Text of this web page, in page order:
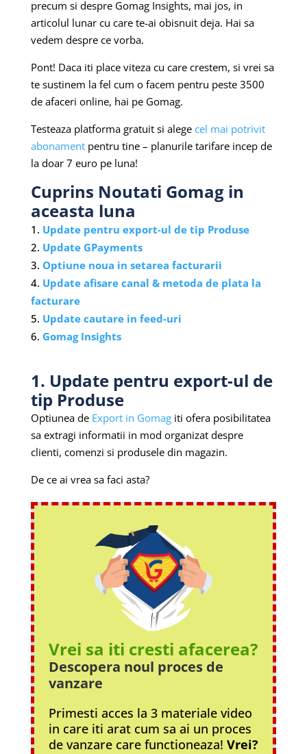
precum si despre Gomag Insights, mai jos, in
articolul lunar cu care te-ai obisnuit deja. Hai sa
vedem despre ce vorba.
Pont! Daca iti place viteza cu care crestem, si vrei sa
te sustinem la fel cum o facem pentru peste 3500
de afaceri online, hai pe Gomag.
Testeaza platforma gratuit si alege cel mai potrivit
abonamentpentru tine – planurile tarifare incep de
la doar 7 euro pe luna!
Cuprins Noutati Gomag in
aceasta luna
Update pentru export-ul de tip Produse
Update GPayments
Optiune noua in setarea facturarii
Update afisare canal & metoda de plata la
facturare
Update cautare in feed-uri
Gomag Insights
1. Update pentru export-ul de
tip Produse
Optiunea de Export in Gomagiti ofera posibilitatea
sa extragi informatii in mod organizat despre
clienti, comenzi si produsele din magazin.
De ce ai vrea sa faci asta?
Vrei sa iti cresti afacerea?
Descopera noul procesde
vanzare
Primesti acces la 3 materiale video
in care iti arat cum sa ai un proces
de vanzare care functioneaza! Vrei?